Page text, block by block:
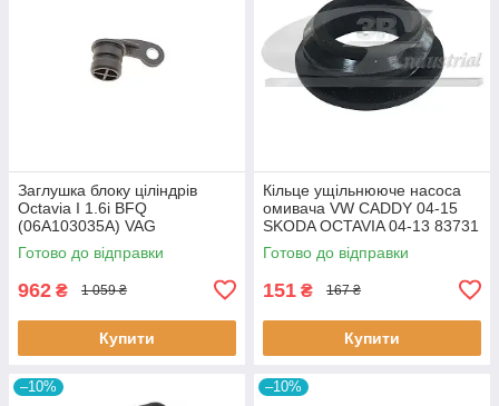
Заглушка блоку ціліндрів
Octavia I 1.6i BFQ
(06A103035A) VAG
06A103035A VAG
Готово до відправки
962 ₴ 1 059 ₴
Купити
Кiльце ущiльнююче насоса
омивача VW CADDY 04-15
SKODA OCTAVIA 04-13 83731
3RG
Готово до відправки
151 ₴ 167 ₴
Купити
–10% –10%